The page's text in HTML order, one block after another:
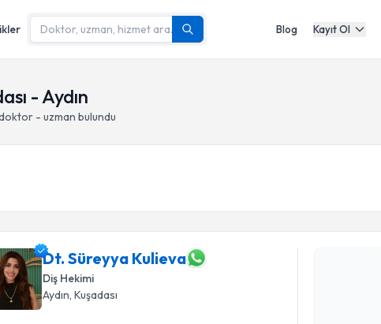
Blog Kayıt Ol
- Aydın
- uzman bulundu
Dt. Süreyya Kulieva
Diş Hekimi
Aydın, Kuşadası